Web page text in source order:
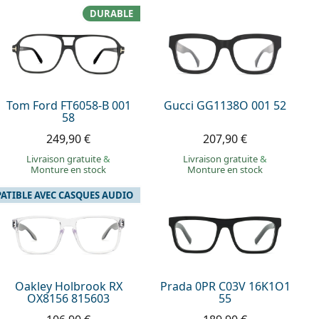
Tom Ford FT6058-B 001
58
DURABLE
249,90 €
Livraison gratuite&
Monture en stock
Gucci GG1138O 001 52
207,90 €
Livraison gratuite&
Monture en stock
Oakley Holbrook RX
OX8156 815603
AVEC CASQUES AUDIO
Prada 0PR C03V 16K1O1
55